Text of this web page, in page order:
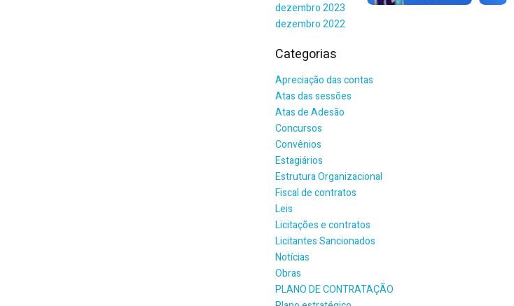
dezembro 2023
dezembro 2022
Categorias
Apreciação das contas
Atas das sessões
Atas de Adesão
Concursos
Convênios
Estagiários
Estrutura Organizacional
Fiscal de contratos
Leis
Licitações e contratos
Licitantes Sancionados
Notícias
Obras
PLANO DE CONTRATAÇÃO